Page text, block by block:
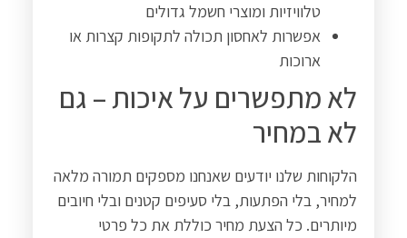
טלוויזיות ומוצרי חשמל גדולים
אפשרות לאחסון תכולה לתקופות קצרות או
ארוכות
לא מתפשרים על איכות – גם
לא במחיר
הלקוחות שלנו יודעים שאנחנו מספקים תמורה מלאה
למחיר, בלי הפתעות, בלי סעיפים קטנים ובלי חיובים
מיותרים. כל הצעת מחיר כוללת את כל פרטי